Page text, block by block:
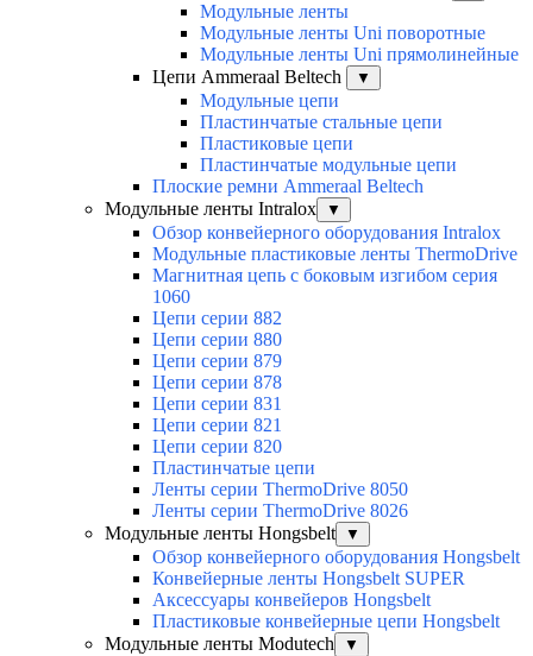
Модульные ленты
Модульные ленты Uni поворотные
Модульные ленты Uni прямолинейные
Цепи Ammeraal Beltech
▼
Модульные цепи
Пластинчатые стальные цепи
Пластиковые цепи
Пластинчатые модульные цепи
Плоские ремни Ammeraal Beltech
Модульные ленты Intralox
▼
Обзор конвейерного оборудования Intralox
Модульные пластиковые ленты ThermoDrive
Магнитная цепь с боковым изгибом серия
1060
Цепи серии 882
Цепи серии 880
Цепи серии 879
Цепи серии 878
Цепи серии 831
Цепи серии 821
Цепи серии 820
Пластинчатые цепи
Ленты серии ThermoDrive 8050
Ленты серии ThermoDrive 8026
Модульные ленты Hongsbelt
▼
Обзор конвейерного оборудования Hongsbelt
Конвейерные ленты Hongsbelt SUPER
Аксессуары конвейеров Hongsbelt
Пластиковые конвейерные цепи Hongsbelt
Модульные ленты Modutech
▼